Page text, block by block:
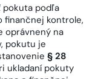
pokuta podľa
finančnej kontrole,
oprávnený na
pokutu je
§ 28
ukladaní pokuty